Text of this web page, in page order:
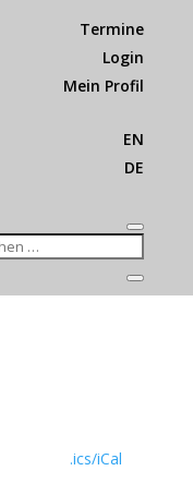
Termine
Login
Mein Profil
EN
DE
.ics/iCal